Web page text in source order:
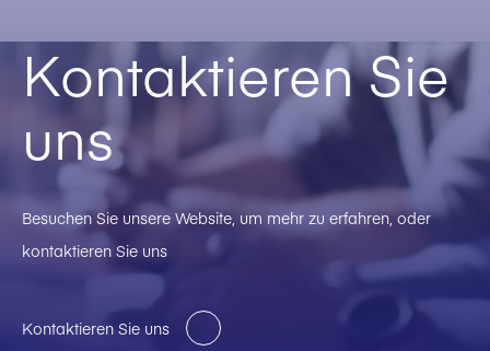
Steinkohle
Kaolin
Braunkohle
Kalkstein
Magnesit
Natürlicher Gips
Kontaktieren Sie
uns
Besuchen Sie unsere Website, um mehr zu erfahren, oder
kontaktieren Sie uns
Kontaktieren Sie uns